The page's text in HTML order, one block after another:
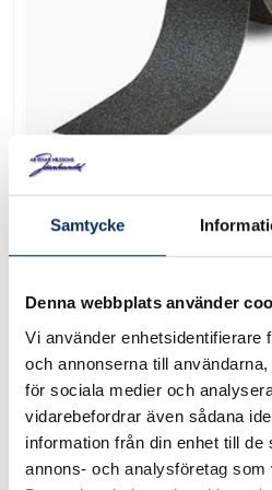
Samtycke
Denna webbplats använder
Vi använder enhetsidentifierare
och annonserna till
för sociala medier och
vidarebefordrar även sådana
information från din enhet till de
annons- och analysföretag
Halkteip 3M
Medelgrov, inne/ute. Hög
vidhäftning. Till trappor, fordon,
Rullens längd: 18,3 meter
I lager